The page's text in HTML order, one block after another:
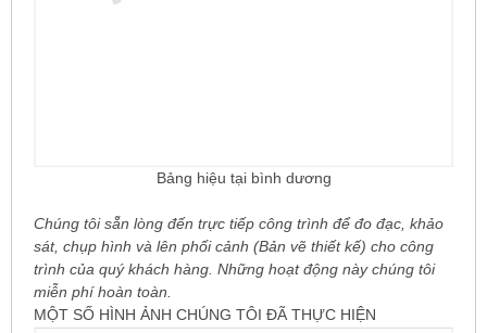
Bảng hiệu tại bình dương
Chúng tôi sẵn lòng đến trực tiếp công trình để đo đạc, khảo
sát, chụp hình và lên phối cảnh (Bản vẽ thiết kế) cho công
trình của quý khách hàng. Những hoạt động này chúng tôi
miễn phí hoàn toàn.
MỘT SỐ HÌNH ẢNH CHÚNG TÔI ĐÃ THỰC HIỆN